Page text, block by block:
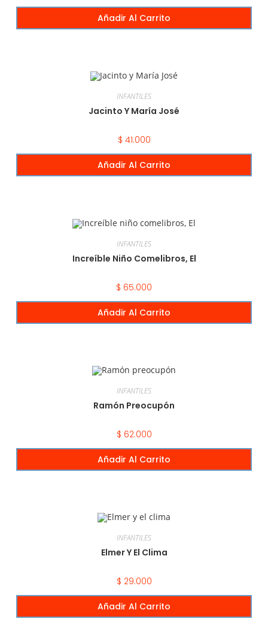
Añadir Al Carrito
INFANTILES
Jacinto Y María José
$ 41.000
Añadir Al Carrito
INFANTILES
Increíble Niño Comelibros, El
$ 65.000
Añadir Al Carrito
INFANTILES
Ramón Preocupón
$ 62.000
Añadir Al Carrito
INFANTILES
Elmer Y El Clima
$ 29.000
Añadir Al Carrito